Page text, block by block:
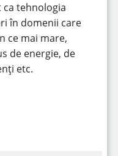
ca tehnologia
în domenii care
ce mai mare,
de energie, de
etc.